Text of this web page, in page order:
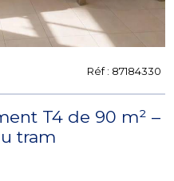
Réf : 87184330
T4 de 90 m² –
tram